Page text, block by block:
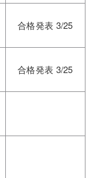
合格発表 3/25
合格発表 3/25